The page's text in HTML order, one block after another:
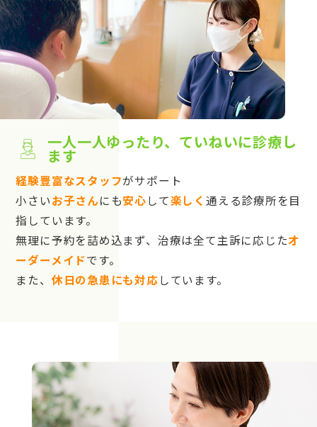
一人一人ゆったり、ていねいに診療し
ます
経験豊富なスタッフがサポート
小さいお子さんにも安心して楽しく 通える診療所を目
指しています。
無理に予約を詰め込まず、治療は全て主訴に応じたオ
ーダーメイドです。
また、 休日の急患にも対応しています。